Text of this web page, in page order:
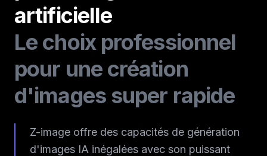
artificielle
Le choix professionnel
pour une création
d'images super rapide
Z-image offre des capacités de génération
d'images IA inégalées avec son puissant